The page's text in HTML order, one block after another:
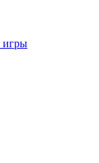
игры